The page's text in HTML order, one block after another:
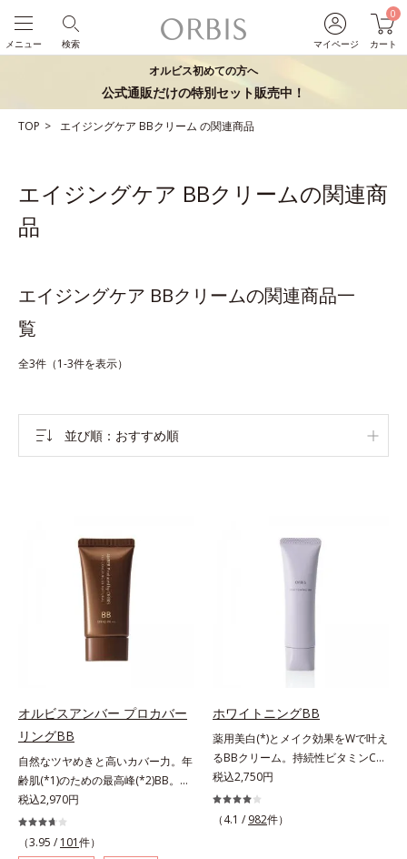
マイページ
0
カート
検索
メニュー
オルビス初めての方へ
公式通販だけの特別セット販売中！
TOP エイジングケア BBクリーム の関連商品
エイジングケア BBクリームの関連商
品
エイジングケア BBクリームの関連商品一
覧
全3件（1-3件を表示）
並び順 おすすめ順
オルビスアンバー プロカバー
リングBB
自然なツヤめきと高いカバー力。年
齢肌(*1)のための最高峰(*2)BB。年
齢肌(*1)のための最高峰(*2)BBクリ
ームです。肌のアラを光でふわりと
とばし、くすみや凹凸も軽やかにカ
税込2,970円
（3.95 / 101件）
ホワイトニングBB
薬用美白(*)とメイク効果をWで叶え
るBBクリーム。持続性ビタミンC誘
導体で美白しながらくすみのない軽
やか美肌を長時間キープ。メイクし
ながら日中美白(*)効果も発揮する、
税込2,750円
（4.1 / 982件）